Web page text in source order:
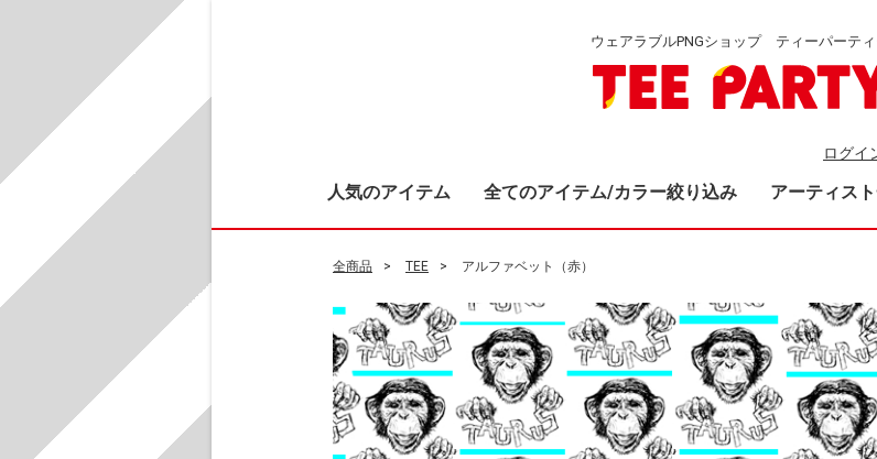
ウェアラブルPNGショップ ティーパーテ
ログイ
人気のアイテム 全てのアイテム/カラー絞り込み アーティス
全商品 TEE アルファベット（赤）